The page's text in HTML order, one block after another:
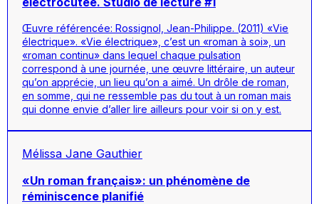
Œuvre référencée: Rossignol, Jean-Philippe. (2011) «Vie
électrique». «Vie électrique», c’est un «roman à soi», un
«roman continu» dans lequel chaque pulsation
correspond à une journée, une œuvre littéraire, un auteur
qu’on apprécie, un lieu qu’on a aimé. Un drôle de roman,
en somme, qui ne ressemble pas du tout à un roman mais
qui donne envie d’aller lire ailleurs pour voir si on y est.
Mélissa Jane Gauthier
«Un roman français»: un phénomène de
réminiscence planifié